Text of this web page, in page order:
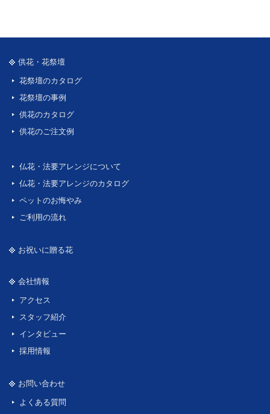
供花・花祭壇
花祭壇のカタログ
花祭壇の事例
供花のカタログ
供花のご注文例
仏花・法要アレンジについて
仏花・法要アレンジのカタログ
ペットのお悔やみ
ご利用の流れ
お祝いに贈る花
会社情報
アクセス
スタッフ紹介
インタビュー
採用情報
お問い合わせ
よくある質問